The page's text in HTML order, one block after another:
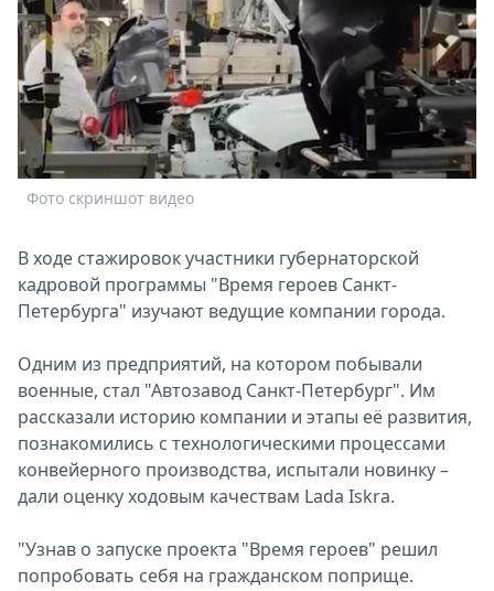
Спецпроекты
Звезды
Выборы
2026
Скачай
Metro
Фото скриншот видео
В ходе стажировок участники губернаторской
кадровой программы "Время героев Санкт-
Петербурга" изучают ведущие компании города.
Одним из предприятий, на котором побывали
военные, стал "Автозавод Санкт‑Петербург". Им
рассказали историю компании и этапы её развития,
познакомились с технологическими процессами
конвейерного производства, испытали новинку –
дали оценку ходовым качествам Lada Iskra.
"Узнав о запуске проекта "Время героев" решил
попробовать себя на гражданском поприще.